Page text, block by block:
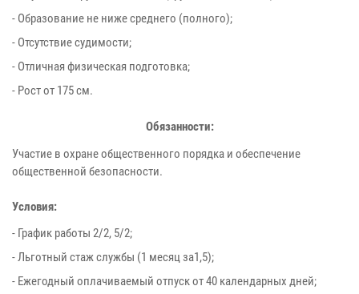
- Образование не ниже среднего (полного);
- Отсутствие судимости;
- Отличная физическая подготовка;
- Рост от 175 см.
Обязанности:
Участие в охране общественного порядка и обеспечение
общественной безопасности.
Условия:
- График работы 2/2, 5/2;
- Льготный стаж службы (1 месяц за1,5);
- Ежегодный оплачиваемый отпуск от 40 календарных дней;